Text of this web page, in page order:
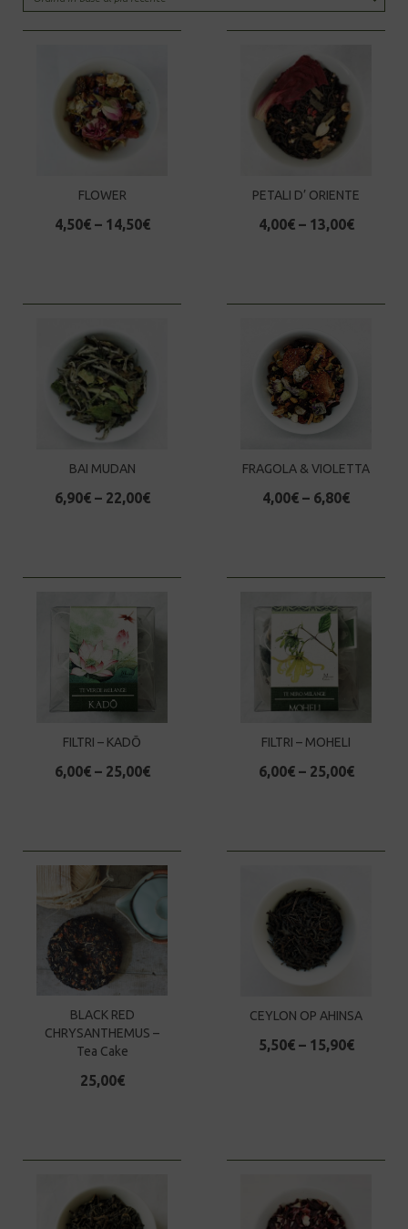
latest
FLOWER
4,50€– 14,50€
PETALI D’ ORIENTE
4,00€– 13,00€
BAI MUDAN
6,90€– 22,00€
FRAGOLA & VIOLETTA
4,00€ – 6,80€
FILTRI – KADŌ
6,00€– 25,00€
FILTRI – MOHELI
6,00€– 25,00€
BLACK RED
CHRYSANTHEMUS –
Tea Cake
25,00€
CEYLON OP AHINSA
5,50€– 15,90€